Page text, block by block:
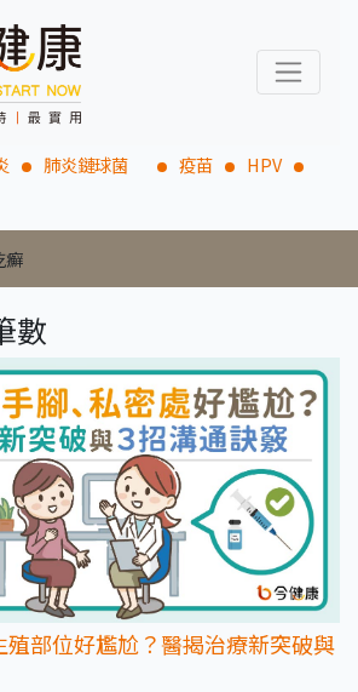
肺炎鏈球菌 疫苗
HPV
癬
數
部位好尷尬？醫揭治療新突破與